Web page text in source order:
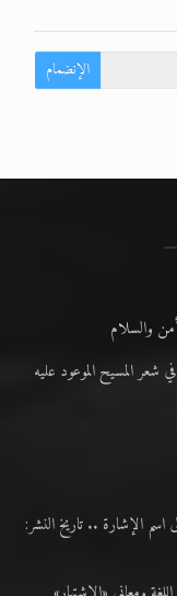
الإنضمام
والسلام
عليه السلام ..«3» نظرة في شعر المسيح الموعود عليه
عليه السلام.. 2 إشارةٌ إلى اسم الإشارة .. تاريخ النشر: